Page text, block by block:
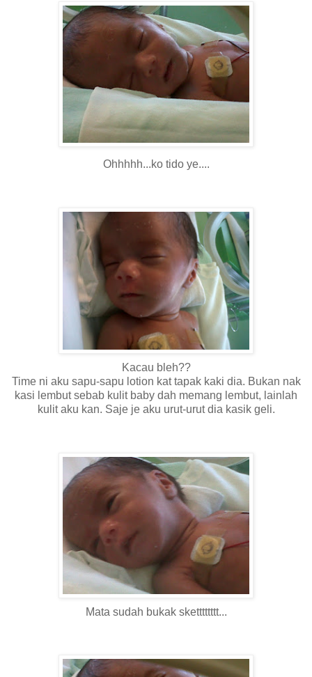
Ohhhhh...ko tido ye....
Kacau bleh??
Time ni aku sapu-sapu lotion kat tapak kaki dia. Bukan nak
kasi lembut sebab kulit baby dah memang lembut, lainlah
kulit aku kan. Saje je aku urut-urut dia kasik geli.
Mata sudah bukak sketttttttt...